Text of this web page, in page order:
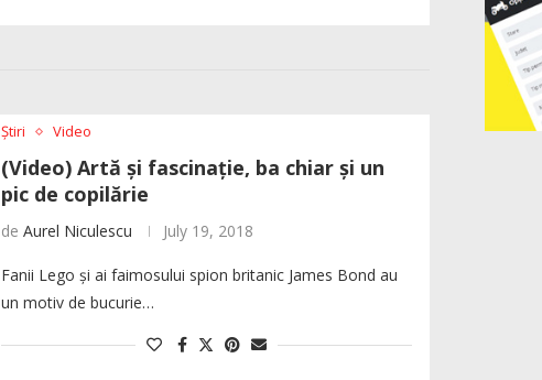
Știri Video
(Video) Artă și fascinație, ba chiar și un
pic de copilărie
de Aurel Niculescu July 19, 2018
Fanii Lego și ai faimosului spion britanic James Bond au
un motiv de bucurie…